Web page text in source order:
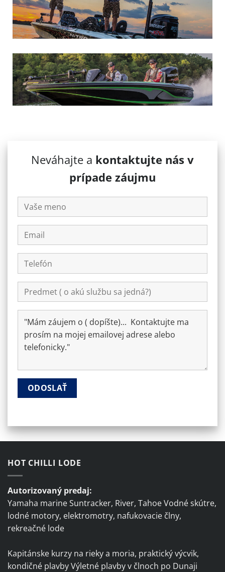
Neváhajte a kontaktujte nás v
prípade záujmu
HOT CHILLI LODE
Autorizovaný predaj:
Yamaha marine Suntracker, River, Tahoe Vodné skútre,
lodné motory, elektromotry, nafukovacie člny,
rekreačné lode
Kapitánske kurzy na rieky a moria, praktický výcvik,
kondičné plavby Výletné plavby v člnoch po Dunaji